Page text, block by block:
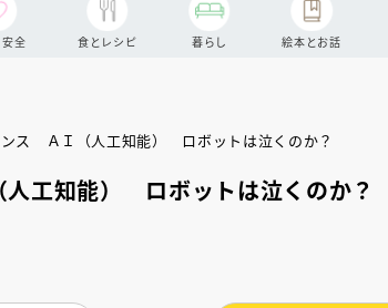
全 食とレシピ 暮らし 絵本とお話
工知能） ロボットは泣くのか？